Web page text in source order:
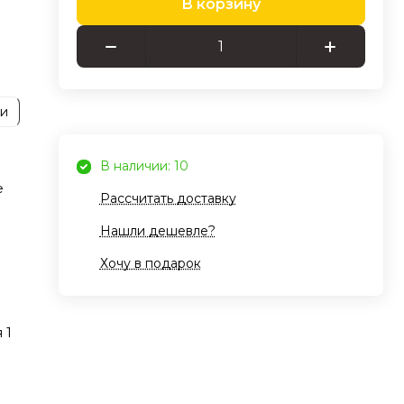
В корзину
В наличии: 10
Рассчитать доставку
Нашли дешевле?
Хочу в подарок